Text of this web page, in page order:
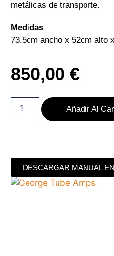
metálicas de transporte.
Medidas
73,5cm ancho x 52cm alto
850,00 €
Añadir Al
DESCARGAR MANUAL